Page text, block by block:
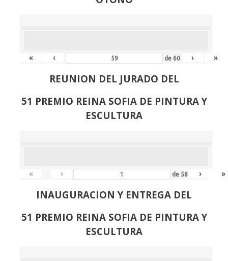
« ‹ de 60 › »
REUNION DEL JURADO DEL
51 PREMIO REINA SOFIA DE PINTURA Y
ESCULTURA
« ‹ de 58 › »
INAUGURACION Y ENTREGA DEL
51 PREMIO REINA SOFIA DE PINTURA Y
ESCULTURA